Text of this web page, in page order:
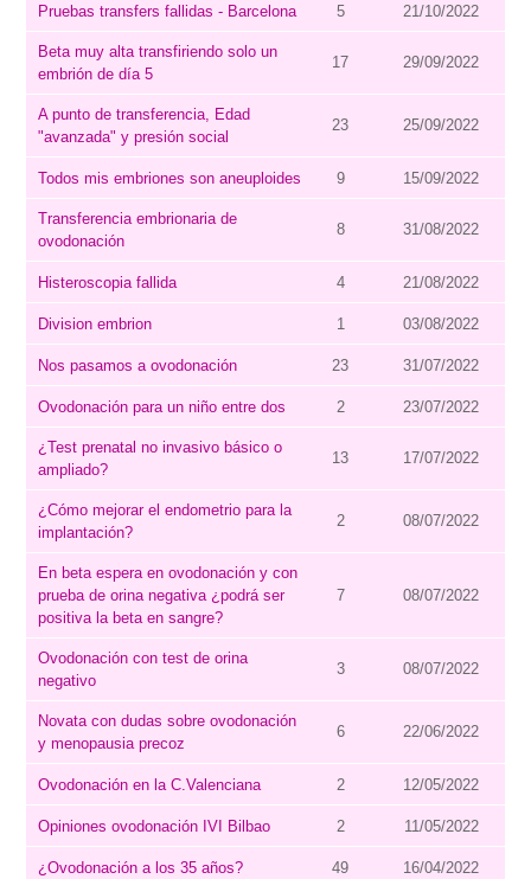
Pruebas transfers fallidas - Barcelona 5 21/10/2022
Beta muy alta transfiriendo solo un
embrión de día 5
17 29/09/2022
A punto de transferencia, Edad
"avanzada" y presión social
23 25/09/2022
Todos mis embriones son aneuploides 9 15/09/2022
Transferencia embrionaria de
ovodonación
8 31/08/2022
Histeroscopia fallida 4 21/08/2022
Division embrion 1 03/08/2022
Nos pasamos a ovodonación 23 31/07/2022
Ovodonación para un niño entre dos 2 23/07/2022
¿Test prenatal no invasivo básico o
ampliado?
13 17/07/2022
¿Cómo mejorar el endometrio para la
implantación?
2 08/07/2022
En beta espera en ovodonación y con
prueba de orina negativa ¿podrá ser
positiva la beta en sangre?
7 08/07/2022
Ovodonación con test de orina
negativo
3 08/07/2022
Novata con dudas sobre ovodonación
y menopausia precoz
6 22/06/2022
Ovodonación en la C.Valenciana 2 12/05/2022
Opiniones ovodonación IVI Bilbao 2 11/05/2022
¿Ovodonación a los 35 años? 49 16/04/2022